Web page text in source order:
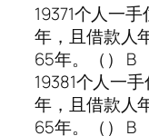
19371个人一
年，且借款人
65年。（） B
19381个人一
年，且借款人
65年。（） B